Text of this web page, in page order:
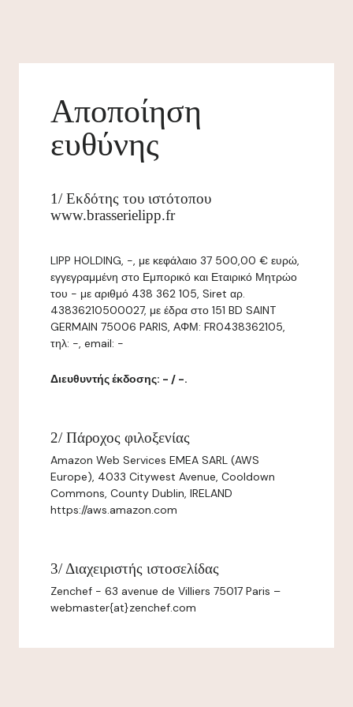
Αποποίηση
ευθύνης
1/ Εκδότης του ιστότοπου
www.brasserielipp.fr
LIPP HOLDING, -, με κεφάλαιο 37 500,00 € ευρώ,
εγγεγραμμένη στο Εμπορικό και Εταιρικό Μητρώο
του - με αριθμό 438 362 105, Siret αρ.
43836210500027, με έδρα στο 151 BD SAINT
GERMAIN 75006 PARIS, ΑΦΜ: FR0438362105,
τηλ: -, email: -
Διευθυντής έκδοσης: - / -.
2/ Πάροχος φιλοξενίας
Amazon Web Services EMEA SARL (AWS
Europe), 4033 Citywest Avenue, Cooldown
Commons, County Dublin, IRELAND
https://aws.amazon.com
3/ Διαχειριστής ιστοσελίδας
Zenchef - 63 avenue de Villiers 75017 Paris –
webmaster{at}zenchef.com